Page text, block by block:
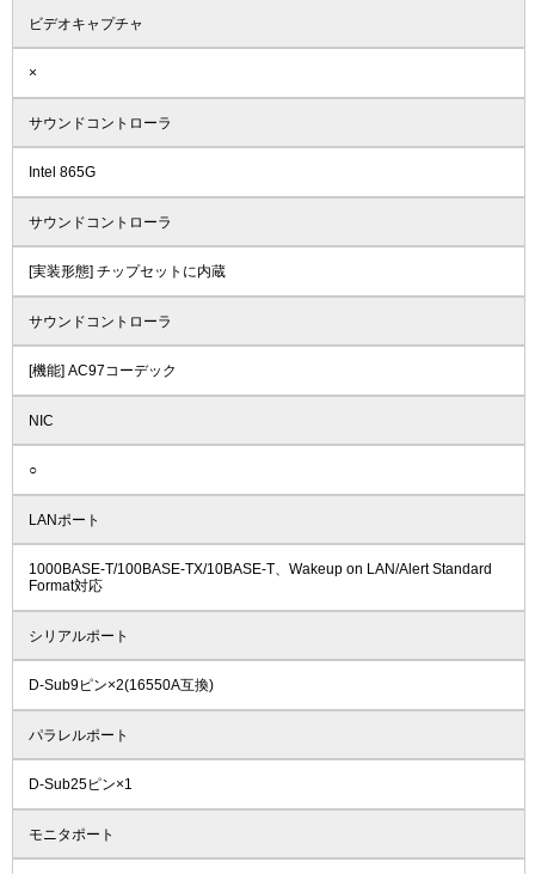
ビデオキャプチャ
×
サウンドコントローラ
Intel 865G
サウンドコントローラ
[実装形態] チップセットに内蔵
サウンドコントローラ
[機能] AC97コーデック
NIC
○
LANポート
1000BASE-T/100BASE-TX/10BASE-T、Wakeup on LAN/Alert Standard
Format対応
シリアルポート
D-Sub9ピン×2(16550A互換)
パラレルポート
D-Sub25ピン×1
モニタポート